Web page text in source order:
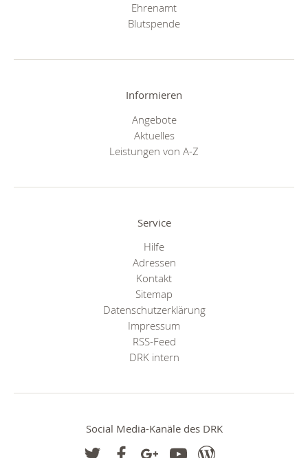
Ehrenamt
Blutspende
Informieren
Angebote
Aktuelles
Leistungen von A-Z
Service
Hilfe
Adressen
Kontakt
Sitemap
Datenschutzerklärung
Impressum
RSS-Feed
DRK intern
Social Media-Kanäle des DRK